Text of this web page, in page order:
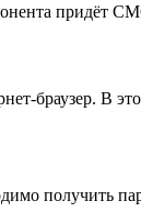
придёт
браузер. В
получить